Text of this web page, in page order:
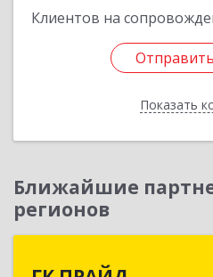
Клиентов на
Показать
Ближайшие
регионов